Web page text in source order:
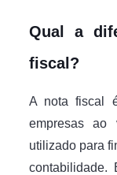
Qual a
fiscal?
A nota fiscal
empresas ao
utilizado para
contabilidade.